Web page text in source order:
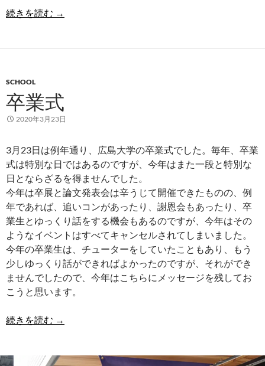
続きを読む 異例ずくめ
→
SCHOOL
卒業式
2020年3月23日
3月23日は例年通り、広島大学の卒業式でした。毎年、卒業
式は特別な日ではあるのですが、今年はまた一段と特別な
日とならざるを得ませんでした。
今年は卒展と論文発表会は辛うじて開催できたものの、例
年であれば、追いコンがあったり、謝恩会もあったり、卒
業生とゆっくり話をする機会もあるのですが、今年はその
ようなイベントはすべてキャンセルされてしまいました。
今年の卒業生は、チューターをしていたこともあり、もう
少しゆっくり話ができればよかったのですが、それができ
ませんでしたので、今年はこちらにメッセージを残してお
こうと思います。
続きを読む 卒業式
→